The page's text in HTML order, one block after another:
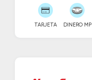
TARJETA DINERO MP